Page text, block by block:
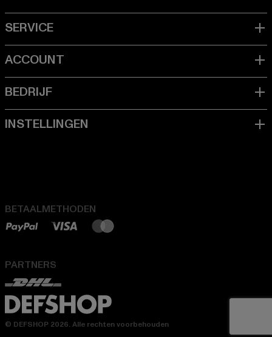
BETAALMETHODEN
PARTNERS
© DEFSHOP 2026. Alle rechten voorbehouden